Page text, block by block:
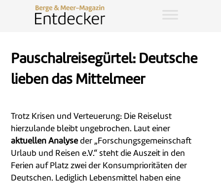
Pauschalreisegürtel: Deutsche
lieben das Mittelmeer
Trotz Krisen und Verteuerung: Die Reiselust
hierzulande bleibt ungebrochen. Laut einer
aktuellen Analyseder „Forschungsgemeinschaft
Urlaub und Reisen e.V.“ steht die Auszeit in den
Ferien auf Platz zwei der Konsumprioritäten der
Deutschen. Lediglich Lebensmittel haben eine